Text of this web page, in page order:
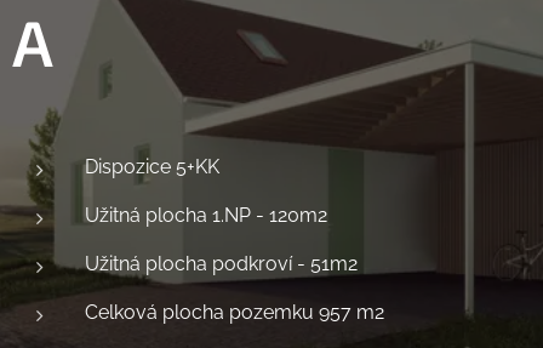
A
Dispozice 5+KK
Užitná plocha 1.NP - 120m2
Užitná plocha podkroví - 51m2
Celková plocha pozemku 957 m2